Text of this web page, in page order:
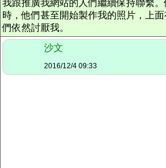
我跟推廣我網站的人們繼續保持聯繫
時，他們甚至開始製作我的照片，上
們依然討厭我。
沙文
2016/12/4 09:33